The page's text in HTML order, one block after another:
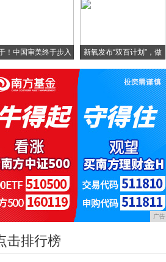
！中国审美终于步入
正
新氧发布“双百计划”，做
广告
击排行榜